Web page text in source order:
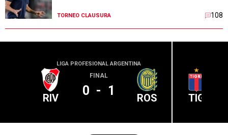
TORNEO CLAUSURA 108
LIGA PROFESIONAL ARGENTINA
RIV
FINAL
0 - 1 ROS TIG